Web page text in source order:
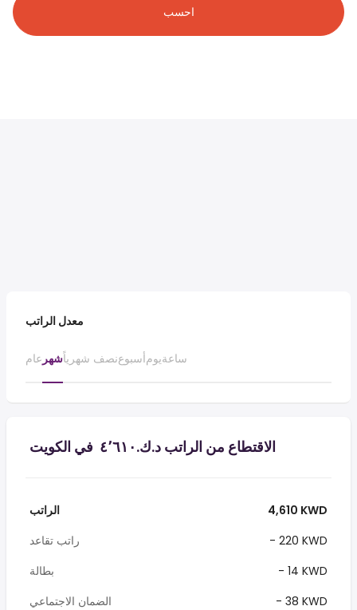
احسب
معدل الراتب
عام شهرنصف شهرياًأسبوعيومساعة
الاقتطاع من الراتب د.ك.‏٤٬٦١٠ ‏ في الكويت
الراتب
4,610 KWD
راتب تقاعد
- 220 KWD
بطالة
- 14 KWD
الضمان الاجتماعي
- 38 KWD